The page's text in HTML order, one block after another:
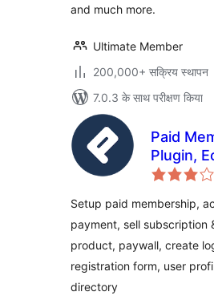
and much more.
Ultimate Member
200,000+ सक्रिय स्थापन
7.0.3 के साथ परीक्षण किया
Paid
Plugin,
User
User
Restrict
Setup paid membership,
payment, sell subscription
product, paywall, create
registration form, user
directory